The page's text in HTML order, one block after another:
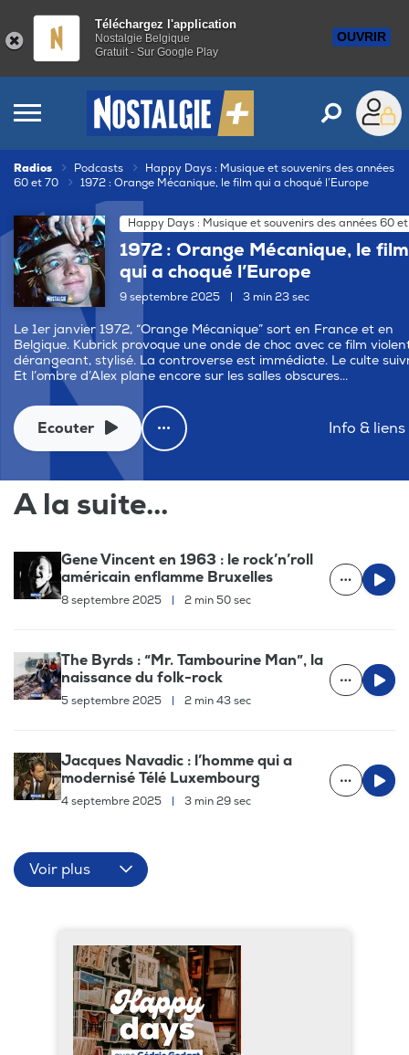
Téléchargez l'application
Nostalgie Belgique
Gratuit - Sur Google Play
OUVRIR
Radios Podcasts
Happy Days : Musique et souvenirs des années
60 et 70
1972 : Orange Mécanique, le film qui a choqué l’Europe
Happy Days : Musique et souvenirs des années 60
1972 : Orange Mécanique, le film
qui a choqué l’Europe
9 septembre 2025 3 min 23 sec
Le 1er janvier 1972, “Orange Mécanique” sort en France et en
Belgique. Kubrick provoque une onde de choc avec ce film
dérangeant, stylisé. La controverse est immédiate. Le culte
Et l’ombre d’Alex plane encore sur les salles obscures...
Ecouter Info & liens
A la suite...
Gene Vincent en 1963 : le rock’n’roll
américain enflamme Bruxelles
8 septembre 2025 | 2 min 50 sec
The Byrds : “Mr. Tambourine Man”, la
naissance du folk-rock
5 septembre 2025 | 2 min 43 sec
Jacques Navadic : l’homme qui a
modernisé Télé Luxembourg
4 septembre 2025 | 3 min 29 sec
Voir plus